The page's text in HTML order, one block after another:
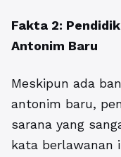
Fakta 2:
Antonim Baru
Meskipun ada
antonim baru,
sarana yang
kata berlawanan